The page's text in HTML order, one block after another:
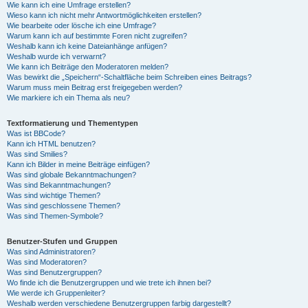
Wie kann ich eine Umfrage erstellen?
Wieso kann ich nicht mehr Antwortmöglichkeiten erstellen?
Wie bearbeite oder lösche ich eine Umfrage?
Warum kann ich auf bestimmte Foren nicht zugreifen?
Weshalb kann ich keine Dateianhänge anfügen?
Weshalb wurde ich verwarnt?
Wie kann ich Beiträge den Moderatoren melden?
Was bewirkt die „Speichern“-Schaltfläche beim Schreiben eines Beitrags?
Warum muss mein Beitrag erst freigegeben werden?
Wie markiere ich ein Thema als neu?
Textformatierung und Thementypen
Was ist BBCode?
Kann ich HTML benutzen?
Was sind Smilies?
Kann ich Bilder in meine Beiträge einfügen?
Was sind globale Bekanntmachungen?
Was sind Bekanntmachungen?
Was sind wichtige Themen?
Was sind geschlossene Themen?
Was sind Themen-Symbole?
Benutzer-Stufen und Gruppen
Was sind Administratoren?
Was sind Moderatoren?
Was sind Benutzergruppen?
Wo finde ich die Benutzergruppen und wie trete ich ihnen bei?
Wie werde ich Gruppenleiter?
Weshalb werden verschiedene Benutzergruppen farbig dargestellt?